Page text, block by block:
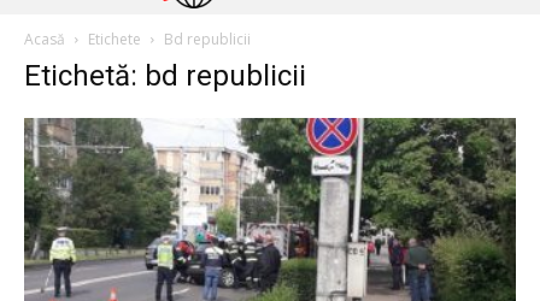
Acasă Etichete Bd republicii
Etichetă: bd republicii